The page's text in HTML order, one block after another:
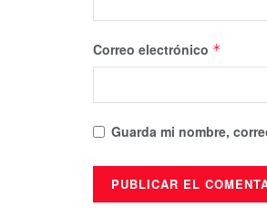
Correo electrónico *
Guarda mi nombre,